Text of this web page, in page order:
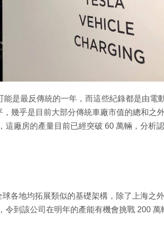
能是最反傳統的一年，而這些紀錄都是由電
幾乎是目前大部分傳統車廠市值的總和之
廠房的產量目前已經突破 60 萬輛，分析
各地均拓展類似的基礎架構，除了上海之
到該公司在明年的產能有機會挑戰 200 萬